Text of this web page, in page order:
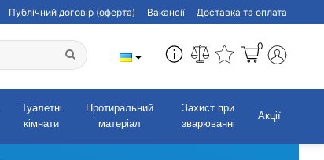
Публічний договір (оферта) Вакансії Доставка та оплата
0
Туалетні
кімнати
Протиральний
матеріал
Захист при
зварюванні
Акції